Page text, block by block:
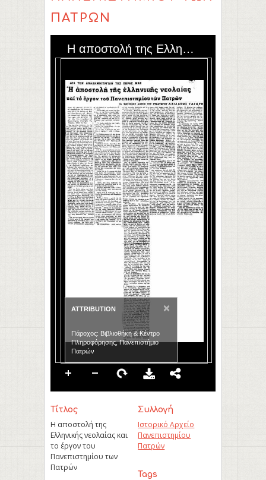
ΠΑΤΡΏΝ
Η αποστολή της Ελληνικής νεολαίας και το έργον του Πανεπιστημίου των Πατρών
ATTRIBUTION ×
Πάροχος: Βιβλιοθήκη & Κέντρο
Πληροφόρησης, Πανεπιστήμιο
Πατρών
Τίτλος
Η αποστολή της
Ελληνικής νεολαίας και
το έργον του
Πανεπιστημίου των
Πατρών
Συλλογή
Ιστορικό Αρχείο
Πανεπιστημίου
Πατρών
Tags